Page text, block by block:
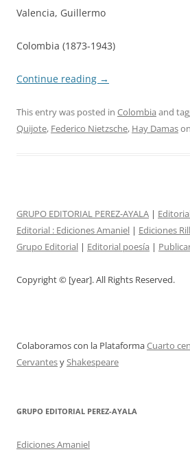
Valencia, Guillermo
Colombia (1873-1943)
Continue reading →
This entry was posted in Colombia and
Quijote, Federico Nietzsche, Hay Damason
GRUPO EDITORIAL PEREZ-AYALA |
Editorial : Ediciones Amaniel | Ediciones
Grupo Editorial | Editorial poesía |
Copyright © [year]. All Rights Reserved.
Colaboramos con la PlataformaCuarto
CervantesyShakespeare
GRUPO EDITORIAL PEREZ-AYALA
Ediciones Amaniel